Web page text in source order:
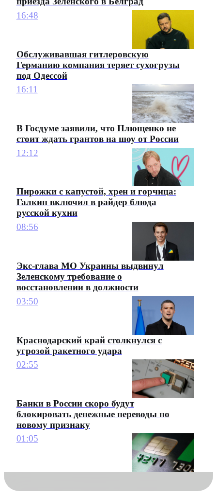
16:48
Обслуживавшая гитлеровскую
Германию компания теряет сухогрузы
под Одессой
16:11
В Госдуме заявили, что Плющенко не
стоит ждать грантов на шоу от России
12:12
Пирожки с капустой, хрен и горчица:
Галкин включил в райдер блюда
русской кухни
08:56
Экс-глава МО Украины выдвинул
Зеленскому требование о
восстановлении в должности
03:50
Краснодарский край столкнулся с
угрозой ракетного удара
02:55
Банки в России скоро будут
блокировать денежные переводы по
новому признаку
01:05